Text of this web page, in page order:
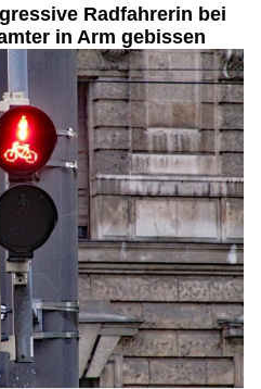
Radfahrerin bei
in Arm gebissen